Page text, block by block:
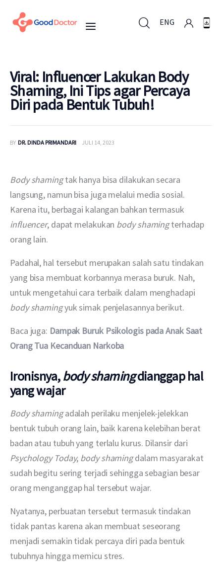
ENG
ENG
Untuk Bisnis
Berita
Layanan
Viral: Influencer Lakukan Body
Shaming, Ini Tips agar Percaya
Diri pada Bentuk Tubuh!
BY DR. DINDA PRIMANDARI JULI 14, 2023
Body shaming tak hanya bisa dilakukan secara
langsung, namun bisa juga melalui media sosial.
Karena itu, berbagai kalangan bahkan termasuk
influencer, dapat melakukan body shaming terhadap
orang lain.
Padahal, hal tersebut merupakan salah satu tindakan
yang bisa membuat korbannya merasa buruk. Nah,
untuk mengetahui cara terbaik dalam menghadapi
body shaming yuk simak penjelasannya berikut.
Baca juga: Dampak Buruk Psikologis pada Anak Saat
Orang Tua Kecanduan Narkoba
Ironisnya,body shamingdianggap hal
yang wajar
Body shaming adalah perilaku menjelek-jelekkan
bentuk tubuh orang lain, baik karena kelebihan berat
badan atau tubuh yang terlalu kurus. Dilansir dari
Psychology Today, body shaming dalam masyarakat
sudah begitu sering terjadi sehingga sebagian besar
orang menganggap hal tersebut wajar.
Nyatanya, perbuatan tersebut termasuk tindakan
tidak pantas karena akan membuat seseorang
menjadi semakin tidak percaya diri pada bentuk
tubuhnya hingga memicu stres.